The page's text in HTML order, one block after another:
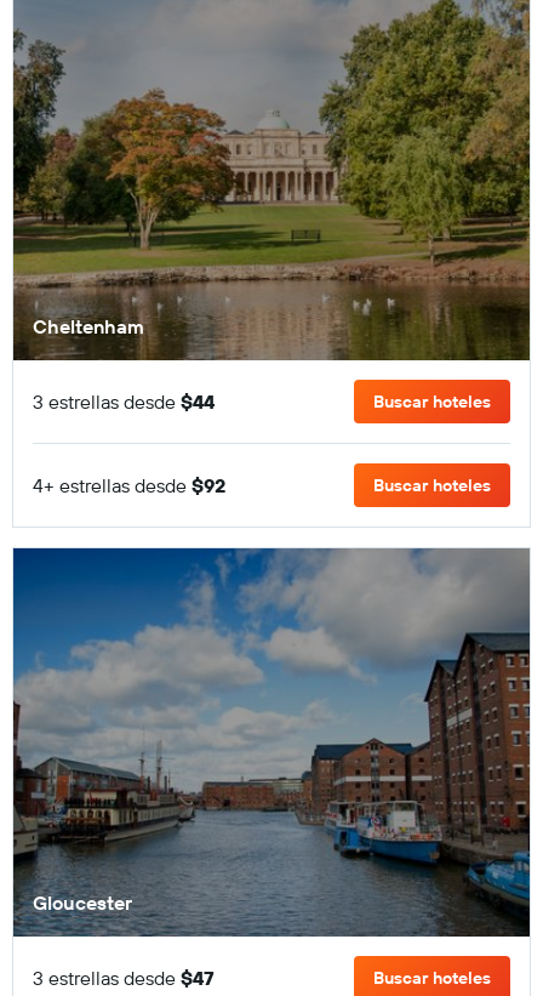
Cheltenham
3 estrellas desde $44 Buscar hoteles
4+ estrellas desde $92 Buscar hoteles
Gloucester
3 estrellas desde $47 Buscar hoteles